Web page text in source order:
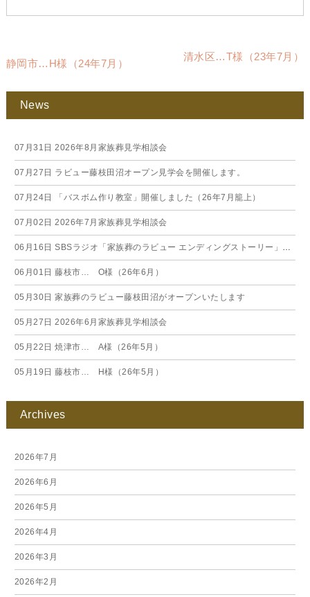
静岡市…H様（24年7月）
清水区…T様（23年7月）
News
07月31日 2026年8月家族葬見学相談会
07月27日 ラビュー藤枝田沼オープン見学会を開催します。
07月24日 「バスボム作り教室」開催しました（26年7月籠上）
07月02日 2026年7月家族葬見学相談会
06月16日 SBSラジオ「家族葬のラビュー エンディングストーリー」に弊社スタッフが出演いたしました（26年6月）
06月01日 藤枝市… O様（26年6月）
05月30日 家族葬のラビュー藤枝田沼がオープンいたします
05月27日 2026年6月家族葬見学相談会
05月22日 焼津市… A様（26年5月）
05月19日 藤枝市… H様（26年5月）
Archives
2026年7月
2026年6月
2026年5月
2026年4月
2026年3月
2026年2月